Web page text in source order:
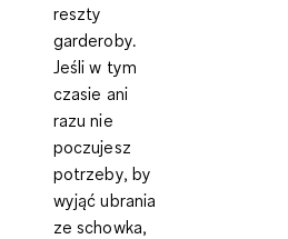
reszty
garderoby.
Jeśli w tym
czasie ani
razu nie
poczujesz
potrzeby, by
wyjąć ubrania
ze schowka,